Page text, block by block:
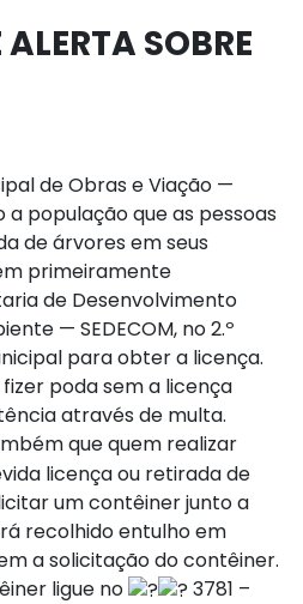
SOBRE
de Obras e Viação —
a população que as pessoas
de árvores em seus
primeiramente
de Desenvolvimento
— SEDECOM, no 2.º
para obter a licença.
poda sem a licença
através de multa.
que quem realizar
licença ou retirada de
um contêiner junto a
recolhido entulho em
a solicitação do contêiner.
ligue no
3781 –